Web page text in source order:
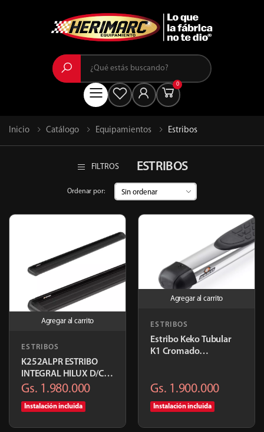
Buscar
Menú
0
Inicio Catálogo Equipamientos Estribos
FILTROS ESTRIBOS
Ordenar por:
Agregar al carrito
ESTRIBOS
K252ALPR ESTRIBO
INTEGRAL HILUX D/C
05/15
Gs. 1.980.000
Instalación incluida
Agregar al carrito
ESTRIBOS
Estribo Keko Tubular
K1 Cromado
Gs. 1.900.000
Instalación incluida